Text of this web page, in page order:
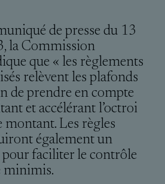
de presse du 13
la Commission
que « les règlements
relèvent les plafonds
de prendre en compte
et accélérant l’octroi
montant. Les règles
également un
faciliter le contrôle
minimis.